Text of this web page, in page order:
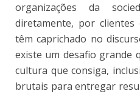
organizações da
diretamente, por clientes
têm caprichado no
existe um desafio grande
cultura que consiga,
brutais para entregar